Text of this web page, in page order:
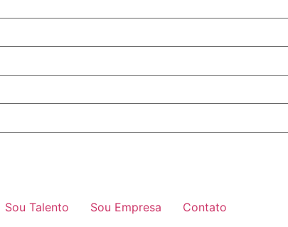
Sou Talento Sou Empresa Contato